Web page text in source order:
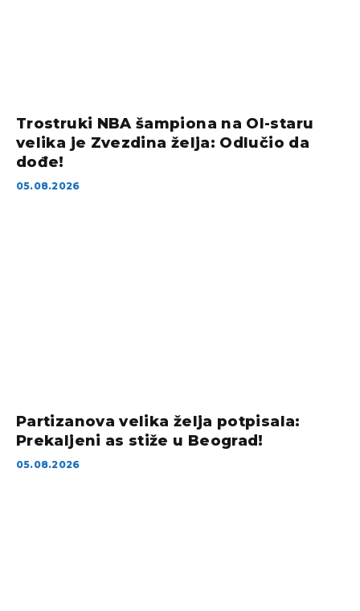
Trostruki NBA šampiona na Ol-staru
velika je Zvezdina želja: Odlučio da
dođe!
05.08.2026
Partizanova velika želja potpisala:
Prekaljeni as stiže u Beograd!
05.08.2026